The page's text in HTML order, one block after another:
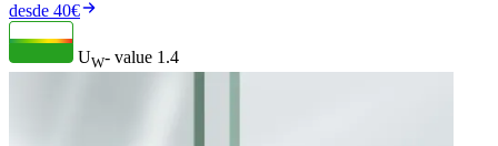
desde 40€
UW- value 1.4